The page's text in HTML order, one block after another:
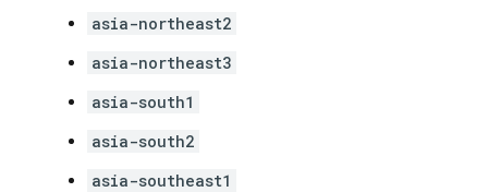
asia-northeast2
asia-northeast3
asia-south1
asia-south2
asia-southeast1